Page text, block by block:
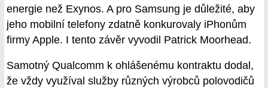
energie než Exynos. A pro Samsung je důležité, aby
jeho mobilní telefony zdatně konkurovaly iPhonům
firmy Apple. I tento závěr vyvodil Patrick Moorhead.
Samotný Qualcomm k ohlášenému kontraktu dodal,
že vždy využíval služby různých výrobců polovodičů